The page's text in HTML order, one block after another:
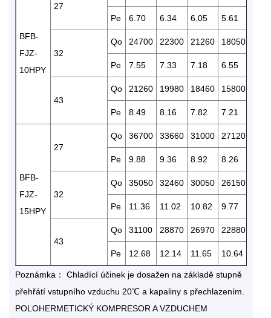
BFB-
FJZ-
10HPY
27
Pe 6.70 6.34 6.05 5.61
32
Qo 24700 22300 21260 18050
Pe 7.55 7.33 7.18 6.55
43
Qo 21260 19980 18460 15800
Pe 8.49 8.16 7.82 7.21
BFB-
FJZ-
15HPY
27
Qo 36700 33660 31000 27120
Pe 9.88 9.36 8.92 8.26
32
Qo 35050 32460 30050 26150
Pe 11.36 11.02 10.82 9.77
43
Qo 31100 28870 26970 22880
Pe 12.68 12.14 11.65 10.64
Poznámka： Chladící účinek je dosažen na základě stupně
přehřátí vstupního vzduchu 20℃ a kapaliny s přechlazením.
POLOHERMETICKÝ KOMPRESOR A VZDUCHEM